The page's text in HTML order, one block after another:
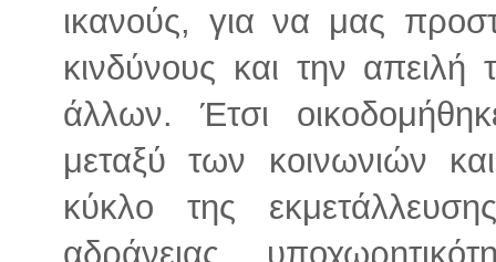
ικανούς, για να μας
κινδύνους και την
άλλων. Έτσι
μεταξύ των κοινωνιών
κύκλο της
αδράνειας,